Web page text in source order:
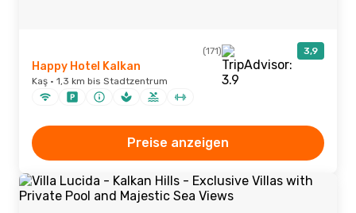
(171) 3,9
Happy Hotel Kalkan
Kaş · 1,3 km bis Stadtzentrum
Preise anzeigen